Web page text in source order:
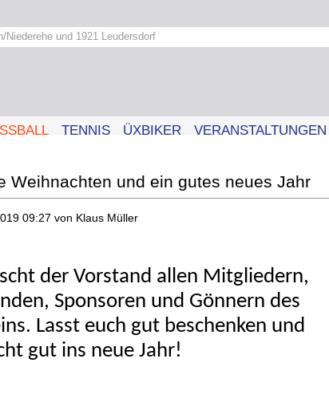
Niederehe und 1921 Leudersdorf
TENNIS ÜXBIKER VERANSTALTUNGEN
Weihnachten und ein gutes neues Jahr
09:27 von Klaus Müller
der Vorstand allen Mitgliedern,
Sponsoren und Gönnern des
Lasst euch gut beschenken und
gut ins neue Jahr!